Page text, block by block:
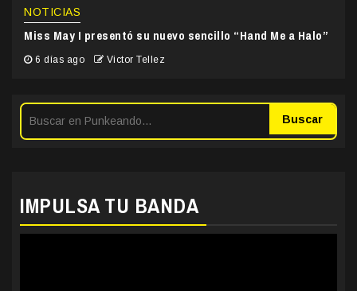
NOTICIAS
Miss May I presentó su nuevo sencillo “Hand Me a Halo”
6 días ago Victor Tellez
Buscar
IMPULSA TU BANDA